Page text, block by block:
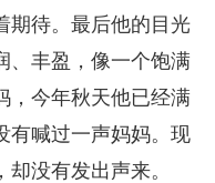
期待。最后他的目光
、丰盈，像一个饱满
，今年秋天他已经满
有喊过一声妈妈。现
没有发出声来。